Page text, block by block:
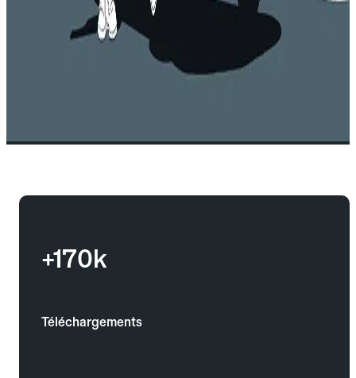
+170k
Téléchargements